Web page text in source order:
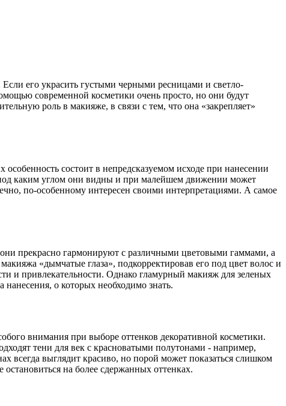
Если его украсить густыми черными ресницами и светло-
современной косметики очень просто, но они будут
роль в макияже, в связи с тем, что она «закрепляет»
состоит в непредсказуемом исходе при нанесении
под каким углом они видны и при малейшем движении может
по-особенному интересен своими интерпретациями. А самое
прекрасно гармонируют с различными цветовыми гаммами, а
«дымчатые глаза», подкорректировав его под цвет волос и
и привлекательности. Однако гламурный макияж для зеленых
нанесения, о которых необходимо знать.
внимания при выборе оттенков декоративной косметики.
тени для век с красноватыми полутонами - например,
всегда выглядит красиво, но порой может показаться слишком
на более сдержанных оттенках.